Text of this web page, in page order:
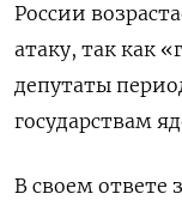
России
атаку, так как
депутаты
государствам
В своем ответе